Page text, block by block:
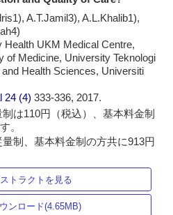
A.T.Jamil3), A.L.Khalib1),
UKM Medical Centre,
of Medicine, University Teknologi
Health Sciences, Universiti
24 (4)333-336, 2017.
は110円（税込）、基本料金制
。
制、基本料金制の方共に913円
トラクトを見る
ンロード(4.65MB)